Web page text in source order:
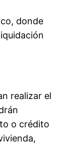
, donde
realizar el
o crédito